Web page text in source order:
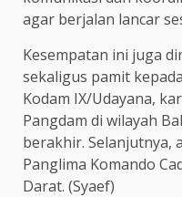
agar berjalan lancar
Kesempatan ini juga
sekaligus pamit
Kodam IX/Udayana,
Pangdam di wilayah
berakhir. Selanjutnya,
Panglima Komando
Darat. (Syaef)